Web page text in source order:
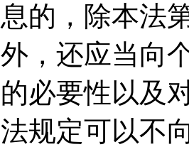
息的，除本法
外，还应当向
的必要性以及
法规定可以不